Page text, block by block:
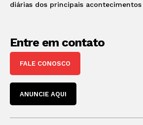
diárias dos principais acontecimentos
Entre em contato
FALE CONOSCO
ANUNCIE AQUI